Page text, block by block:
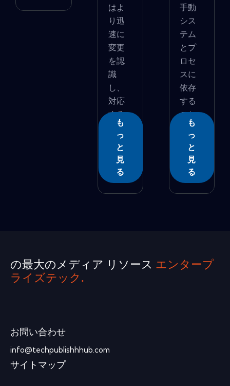
はよ
り迅
速に
変更
を認
識
し、
対応
する
こ...も
っ
と
見
る
手動
シス
テム
とプ
ロセ
スに
依存
する
こと
は...も
っ
と
見
る
の最大のメディア リソース エンタープ
ライズテック.
お問い合わせ
info@techpublishhhub.com
サイトマップ